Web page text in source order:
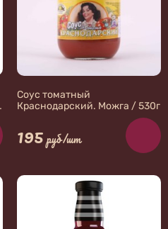
Соус томатный
Краснодарский. Можга / 530г
195 руб/шт